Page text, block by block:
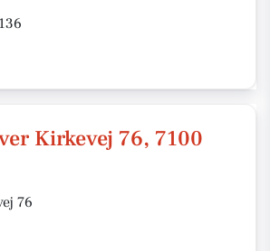
Kirkevej 76, 7100
76